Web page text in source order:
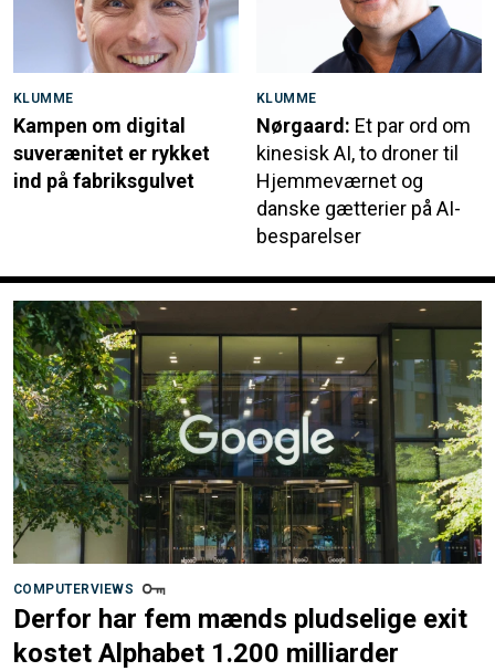
KLUMME
Kampen om digital
suverænitet er rykket
ind på fabriksgulvet
KLUMME
Nørgaard: Et par ord om
kinesisk AI, to droner til
Hjemmeværnet og
danske gætterier på AI-
besparelser
COMPUTERVIEWS
Derfor har fem mænds pludselige exit
kostet Alphabet 1.200 milliarder